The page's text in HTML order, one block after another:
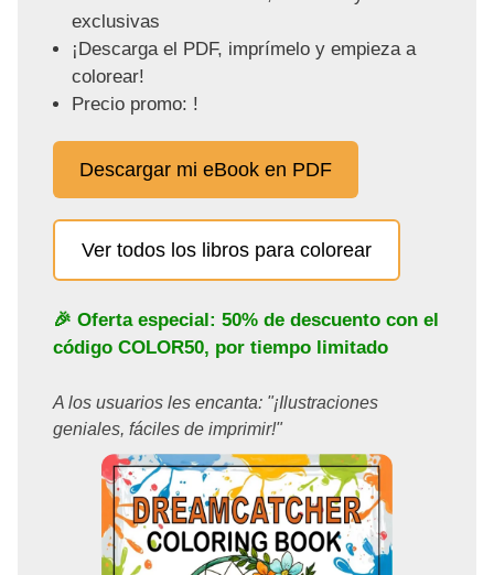
exclusivas
¡Descarga el PDF, imprímelo y empieza a
colorear!
Precio promo: !
Descargar mi eBook en PDF
Ver todos los libros para colorear
🎉 Oferta especial: 50% de descuento con el
código COLOR50, por tiempo limitado
A los usuarios les encanta: "¡Ilustraciones
geniales, fáciles de imprimir!"